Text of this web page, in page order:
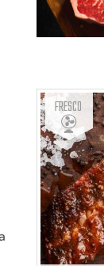
Fresco